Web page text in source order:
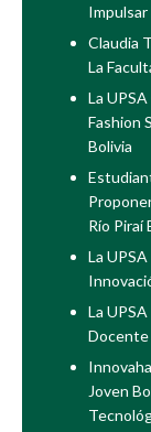
Impulsar
Claudia
La
La
Fashion
Bolivia
Río Piraí
La
La
Docente
Joven